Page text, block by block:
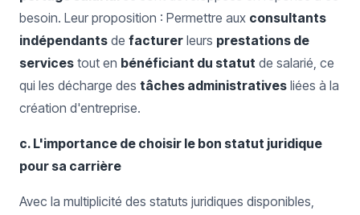
besoin. Leur proposition : Permettre aux consultants
indépendants de facturer leurs prestations de
services tout en bénéficiant du statut de salarié, ce
qui les décharge des tâches administratives liées à la
création d'entreprise.
c. L'importance de choisir le bon statut juridique
pour sa carrière
Avec la multiplicité des statuts juridiques disponibles,